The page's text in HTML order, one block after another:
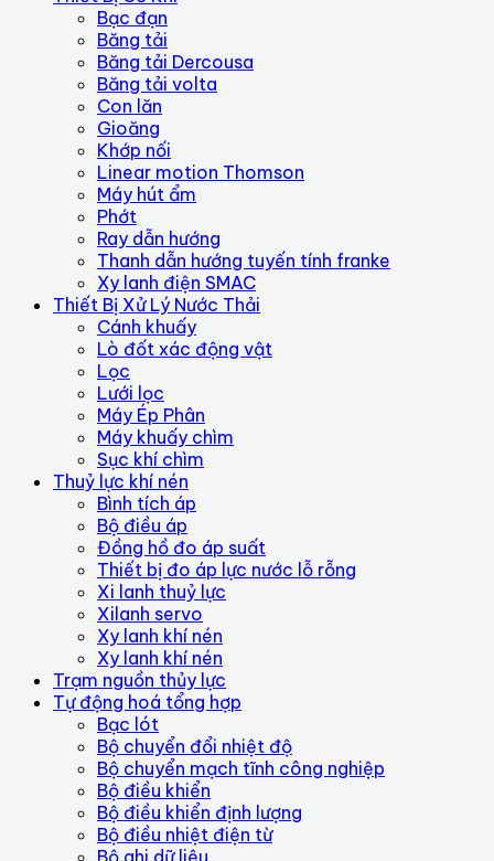
Bạc đạn
Băng tải
Băng tải Dercousa
Băng tải volta
Con lăn
Gioăng
Khớp nối
Linear motion Thomson
Máy hút ẩm
Phớt
Ray dẫn hướng
Thanh dẫn hướng tuyến tính franke
Xy lanh điện SMAC
Thiết Bị Xử Lý Nước Thải
Cánh khuấy
Lò đốt xác động vật
Lọc
Lưới lọc
Máy Ép Phân
Máy khuấy chìm
Sục khí chìm
Thuỷ lực khí nén
Bình tích áp
Bộ điều áp
Đồng hồ đo áp suất
Thiết bị đo áp lực nước lỗ rỗng
Xi lanh thuỷ lực
Xilanh servo
Xy lanh khí nén
Xy lanh khí nén
Trạm nguồn thủy lực
Tự động hoá tổng hợp
Bạc lót
Bộ chuyển đổi nhiệt độ
Bộ chuyển mạch tĩnh công nghiệp
Bộ điều khiển
Bộ điều khiển định lượng
Bộ điều nhiệt điện từ
Bộ ghi dữ liệu